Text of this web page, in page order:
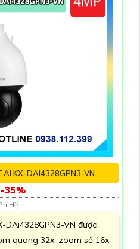
AI KX-DAI4328GPN3-VN
35%
Hệ
VN được
quang 32x, zoom số 16x